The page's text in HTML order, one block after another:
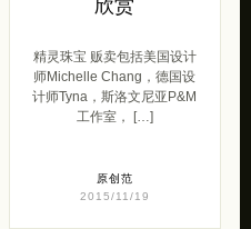
原创范
2015/11/19